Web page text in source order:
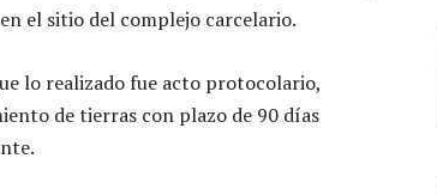
el sitio del complejo carcelario.
lo realizado fue acto protocolario,
de tierras con plazo de 90 días